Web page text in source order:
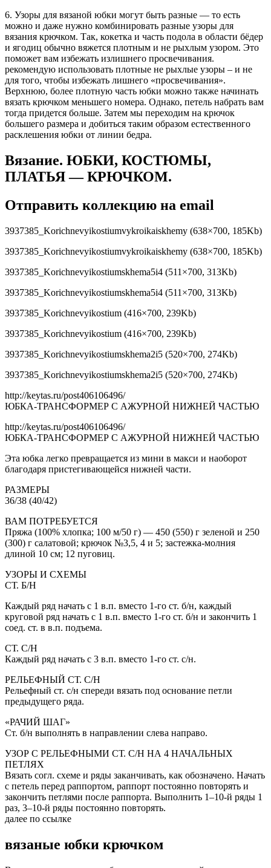
6. Узоры для вязаной юбки могут быть разные — то есть
можно и даже нужно комбинировать разные узоры для
вязания крючком. Так, кокетка и часть подола в области бёдер
и ягодиц обычно вяжется плотным и не рыхлым узором. Это
поможет вам избежать излишнего просвечивания.
рекомендую использовать плотные не рыхлые узоры – и не
для того, чтобы избежать лишнего «просвечивания».
Верхнюю, более плотную часть юбки можно также начинать
вязать крючком меньшего номера. Однако, петель набрать вам
тогда придется больше. Затем мы переходим на крючок
большего размера и добиться таким образом естественного
расклешения юбки от линии бедра.
Вязание. ЮБКИ, КОСТЮМЫ,
ПЛАТЬЯ — КРЮЧКОМ.
Отправить коллекцию на email
3937385_Korichnevyikostiumvykroikaiskhemy (638×700, 185Kb)
3937385_Korichnevyikostiumvykroikaiskhemy (638×700, 185Kb)
3937385_Korichnevyikostiumskhema5i4 (511×700, 313Kb)
3937385_Korichnevyikostiumskhema5i4 (511×700, 313Kb)
3937385_Korichnevyikostium (416×700, 239Kb)
3937385_Korichnevyikostium (416×700, 239Kb)
3937385_Korichnevyikostiumskhema2i5 (520×700, 274Kb)
3937385_Korichnevyikostiumskhema2i5 (520×700, 274Kb)
http://keytas.ru/post406106496/
ЮБКА-ТРАНСФОРМЕР С АЖУРНОЙ НИЖНЕЙ ЧАСТЬЮ
http://keytas.ru/post406106496/
ЮБКА-ТРАНСФОРМЕР С АЖУРНОЙ НИЖНЕЙ ЧАСТЬЮ
Эта юбка легко превращается из мини в макси и наоборот
благодаря пристегивающейся нижней части.
РАЗМЕРЫ
36/38 (40/42)
ВАМ ПОТРЕБУЕТСЯ
Пряжа (100% хлопка; 100 м/50 г) — 450 (550) г зеленой и 250
(300) г салатовой; крючок №3,5, 4 и 5; застежка-молния
длиной 10 см; 12 пуговиц.
УЗОРЫ И СХЕМЫ
СТ. Б/Н
Каждый ряд начать с 1 в.п. вместо 1-го ст. б/н, каждый
круговой ряд начать с 1 в.п. вместо 1-го ст. б/н и закончить 1
соед. ст. в в.п. подъема.
СТ. С/Н
Каждый ряд начать с 3 в.п. вместо 1-го ст. с/н.
РЕЛЬЕФНЫЙ СТ. С/Н
Рельефный ст. с/н спереди вязать под основание петли
предыдущего ряда.
«РАЧИЙ ШАГ»
Ст. б/н выполнять в направлении слева направо.
УЗОР С РЕЛЬЕФНЫМИ СТ. С/Н НА 4 НАЧАЛЬНЫХ
ПЕТЛЯХ
Вязать согл. схеме и ряды заканчивать, как обозначено. Начать
с петель перед раппортом, раппорт постоянно повторять и
закончить петлями после раппорта. Выполнить 1–10-й ряды 1
раз, 3–10-й ряды постоянно повторять.
далее по ссылке
вязаные юбки крючком